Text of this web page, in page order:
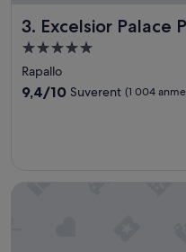
3. Excelsior Palace
Excelsior Palace
Overnattingssted
med
5.0
Rapallo
9.4
9,4/10 Suverent (1 004